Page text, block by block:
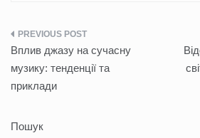
Навігація
записів
Вплив джазу на сучасну
музику: тенденції та
приклади
Пошук